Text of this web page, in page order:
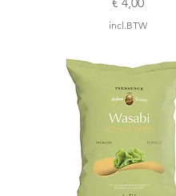
incl.BTW